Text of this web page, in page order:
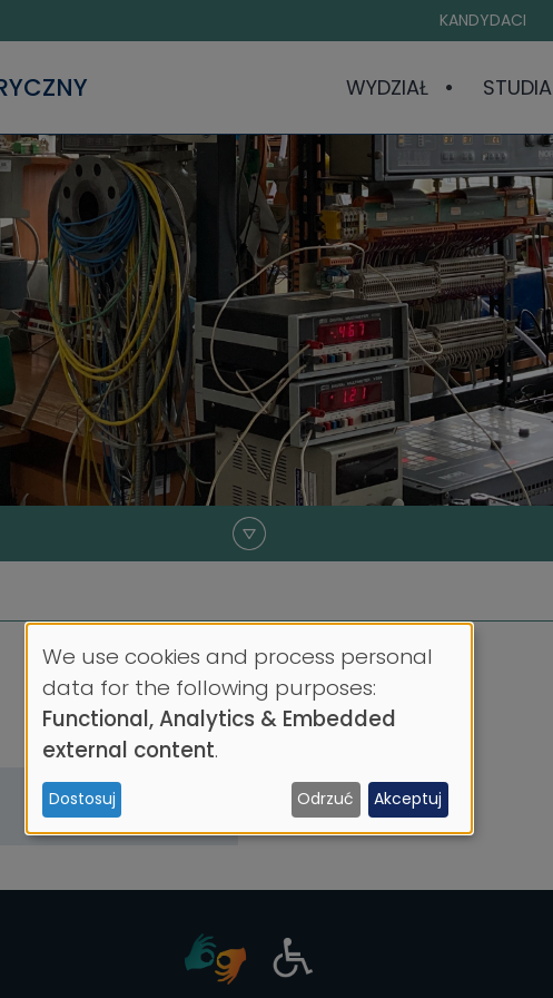
KANDYDACI
WYDZIAŁ STUDIA
Niestacjonarne
Use
of
personal
data
and
cookies
We use cookies and process personal
data for the following purposes:
Functional, Analytics & Embedded
external content.
Dostosuj Odrzuć Akceptuj